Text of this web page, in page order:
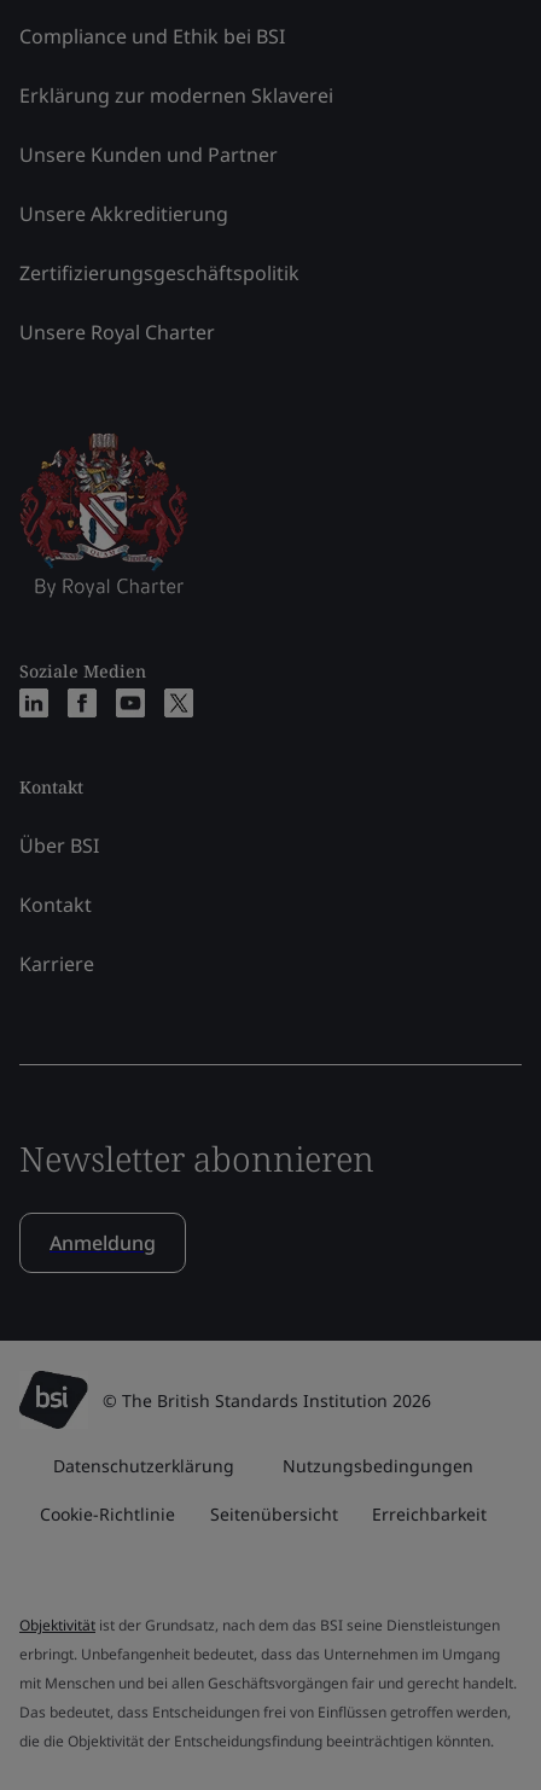
Compliance und Ethik bei BSI
Erklärung zur modernen Sklaverei
Unsere Kunden und Partner
Unsere Akkreditierung
Zertifizierungsgeschäftspolitik
Unsere Royal Charter
Soziale Medien
Kontakt
Über BSI
Kontakt
Karriere
Newsletter abonnieren
Anmeldung
© The British Standards Institution 2026
Datenschutzerklärung Nutzungsbedingungen
Cookie-Richtlinie Seitenübersicht Erreichbarkeit
Objektivität ist der Grundsatz, nach dem das BSI seine Dienstleistungen
erbringt. Unbefangenheit bedeutet, dass das Unternehmen im Umgang
mit Menschen und bei allen Geschäftsvorgängen fair und gerecht handelt.
Das bedeutet, dass Entscheidungen frei von Einflüssen getroffen werden,
die die Objektivität der Entscheidungsfindung beeinträchtigen könnten.